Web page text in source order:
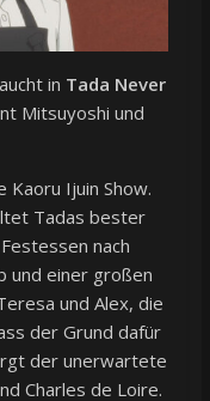
in Tada Never
Mitsuyoshi und
Kaoru Ijuin Show.
Tadas bester
nach
und einer großen
und Alex, die
der Grund dafür
der unerwartete
Charles de Loire.